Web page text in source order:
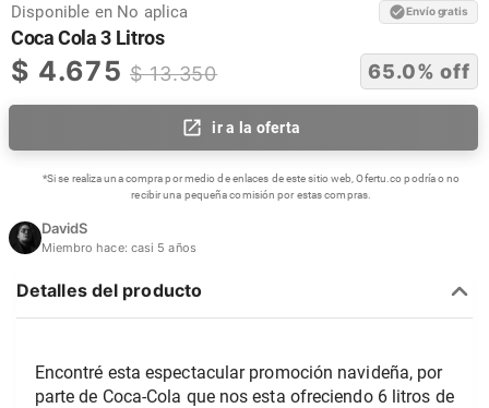
Disponible en No aplica Envío gratis
Coca Cola 3 Litros
$ 4.675 $13.350 65.0% off
ir a la oferta
*Si se realiza una compra por medio de enlaces de este sitio web, Ofertu.co podría o no
recibir una pequeña comisión por estas compras.
DavidS
Miembro hace: casi 5 años
Detalles del producto
Encontré esta espectacular promoción navideña, por
parte de Coca-Cola que nos esta ofreciendo 6 litros de